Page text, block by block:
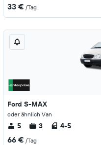
33 € /Tag
Ford S-MAX
oder ähnlich Van
5 3 4-5
66 € /Tag